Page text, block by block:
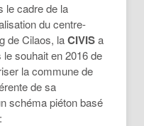
le cadre de la
du centre-
de Cilaos, laCIVISa
le souhait en 2016 de
la commune de
de sa
schéma piéton basé